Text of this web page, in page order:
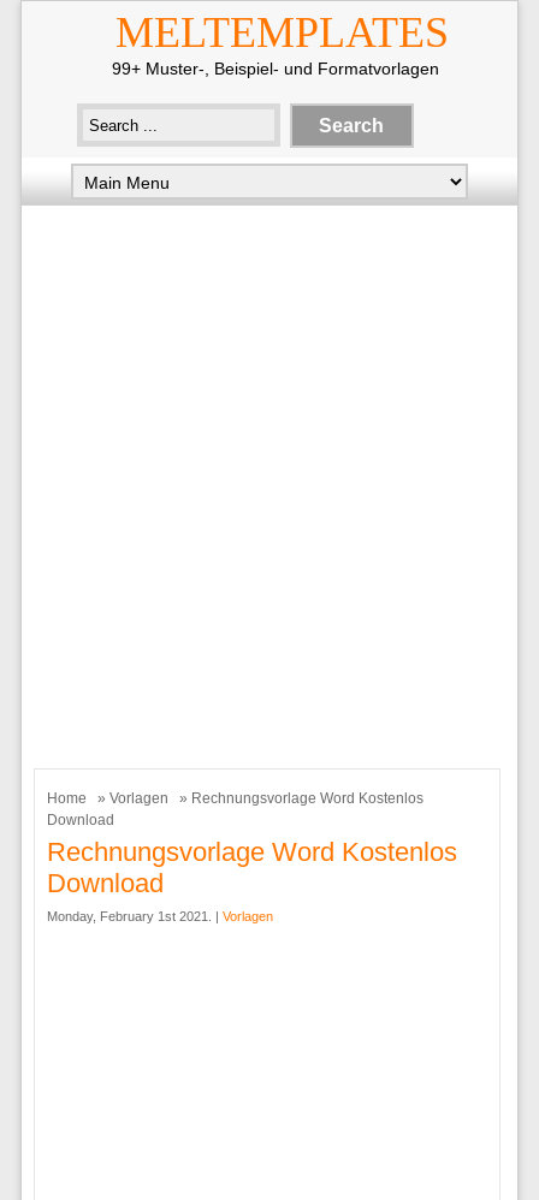
MELTEMPLATES
99+ Muster-, Beispiel- und Formatvorlagen
Home » Vorlagen
» Rechnungsvorlage Word Kostenlos
Download
Rechnungsvorlage Word Kostenlos
Download
Monday, February 1st 2021. | Vorlagen